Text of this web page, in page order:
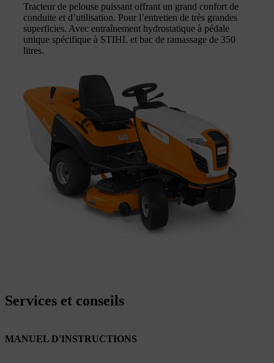
Tracteur de pelouse puissant offrant un grand confort de
conduite et d’utilisation. Pour l’entretien de très grandes
superficies. Avec entraînement hydrostatique à pédale
unique spécifique à STIHL et bac de ramassage de 350
litres.
Services et conseils
MANUEL D'INSTRUCTIONS